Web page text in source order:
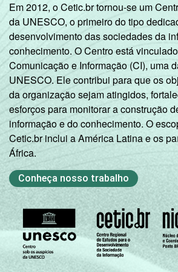
indicador.
Fonte: NIC.br - out/nov 2007
Em 2012, o Cetic.br tornou-se um
da UNESCO, o primeiro do tipo
desenvolvimento das sociedades da
conhecimento. O Centro está
Comunicação e Informação (CI), uma
UNESCO. Ele contribui para que os
da organização sejam atingidos,
esforços para monitorar a construção
informação e do conhecimento. O
Cetic.br inclui a América Latina e os
África.
Conheça nosso trabalho